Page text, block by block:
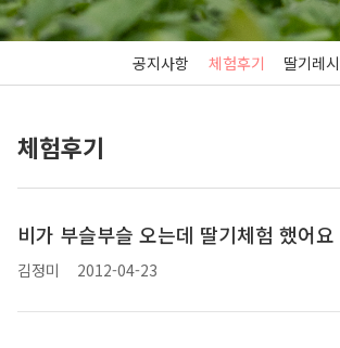
공지사항 체험후기 딸기레
체험후기
비가 부슬부슬 오는데 딸기체험 했어요
김정미 2012-04-23